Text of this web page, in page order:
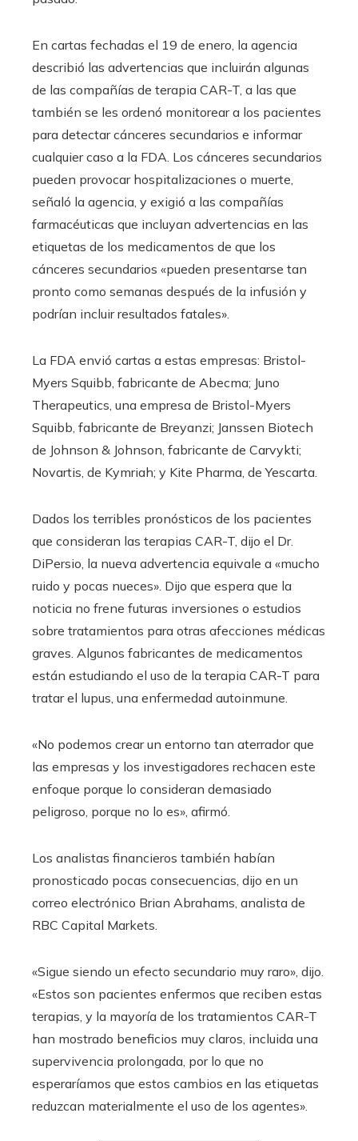
En cartas fechadas el 19 de enero, la agencia
describió las advertencias que incluirán algunas
de las compañías de terapia CAR-T, a las que
también se les ordenó monitorear a los pacientes
para detectar cánceres secundarios e informar
cualquier caso a la FDA. Los cánceres secundarios
pueden provocar hospitalizaciones o muerte,
señaló la agencia, y exigió a las compañías
farmacéuticas que incluyan advertencias en las
etiquetas de los medicamentos de que los
cánceres secundarios «pueden presentarse tan
pronto como semanas después de la infusión y
podrían incluir resultados fatales».
La FDA envió cartas a estas empresas: Bristol-
Myers Squibb, fabricante de Abecma; Juno
Therapeutics, una empresa de Bristol-Myers
Squibb, fabricante de Breyanzi; Janssen Biotech
de Johnson & Johnson, fabricante de Carvykti;
Novartis, de Kymriah; y Kite Pharma, de Yescarta.
Dados los terribles pronósticos de los pacientes
que consideran las terapias CAR-T, dijo el Dr.
DiPersio, la nueva advertencia equivale a «mucho
ruido y pocas nueces». Dijo que espera que la
noticia no frene futuras inversiones o estudios
sobre tratamientos para otras afecciones médicas
graves. Algunos fabricantes de medicamentos
están estudiando el uso de la terapia CAR-T para
tratar el lupus, una enfermedad autoinmune.
«No podemos crear un entorno tan aterrador que
las empresas y los investigadores rechacen este
enfoque porque lo consideran demasiado
peligroso, porque no lo es», afirmó.
Los analistas financieros también habían
pronosticado pocas consecuencias, dijo en un
correo electrónico Brian Abrahams, analista de
RBC Capital Markets.
«Sigue siendo un efecto secundario muy raro», dijo.
«Estos son pacientes enfermos que reciben estas
terapias, y la mayoría de los tratamientos CAR-T
han mostrado beneficios muy claros, incluida una
supervivencia prolongada, por lo que no
esperaríamos que estos cambios en las etiquetas
reduzcan materialmente el uso de los agentes».